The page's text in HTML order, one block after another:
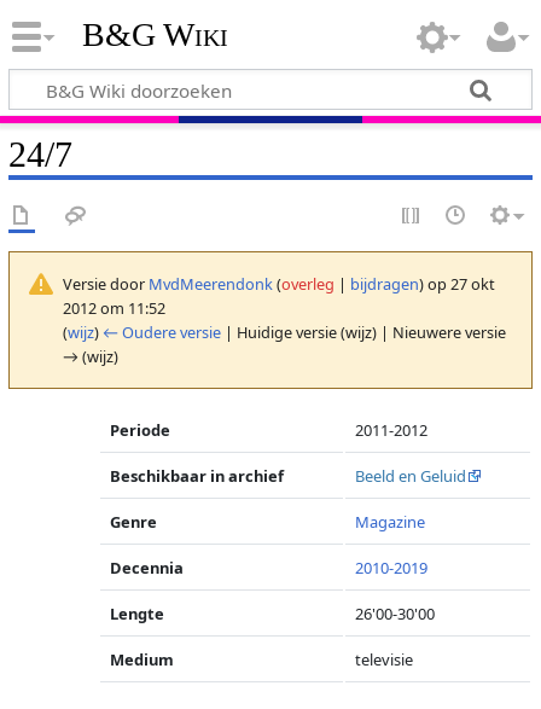
B&G Wiki
24/7
Versie door MvdMeerendonk(overleg | bijdragen)op 27 okt
2012 om 11:52
(wijz) ← Oudere versie| Huidige versie (wijz) | Nieuwere versie
→ (wijz)
Periode 2011-2012
Beschikbaar in archief Beeld en Geluid
Genre Magazine
Decennia 2010-2019
Lengte 26'00-30'00
Medium televisie